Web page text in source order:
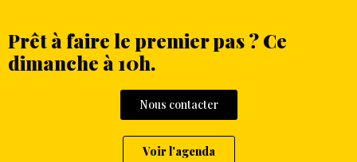
Prêt à faire le premier pas ? Ce
dimanche à 10h.
Nous contacter
Voir l'agenda